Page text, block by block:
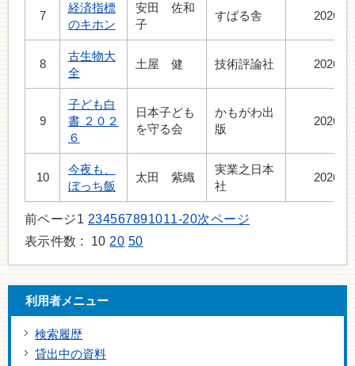
7
経済指標
のキホン
安田 佐和
子
すばる舎 2026.8
8
古生物大
全
土屋 健 技術評論社 2026.8
9
子ども白
書 ２０２
６
日本子ども
を守る会
かもがわ出
版
2026.8
10
今夜も、
ぼっち飯
太田 紫織
実業之日本
社
2026.8
前ページ1 234567891011-20次ページ
表示件数 : 10 20 50
利用者メニュー
検索履歴
貸出中の資料